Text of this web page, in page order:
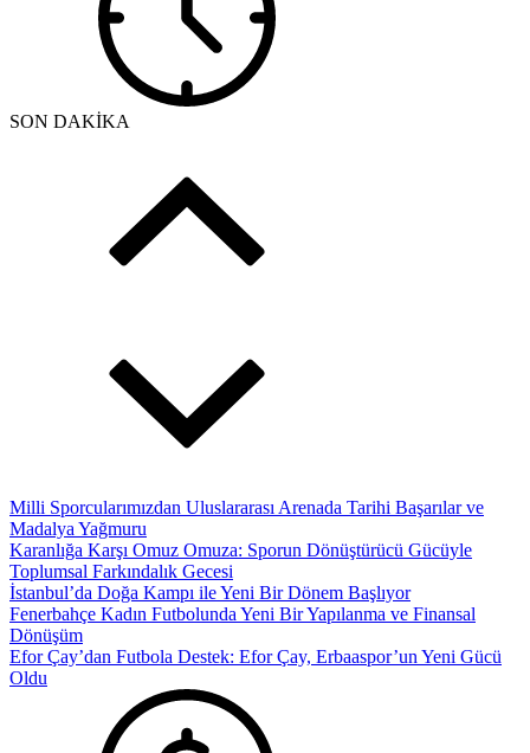
SON DAKİKA
Milli Sporcularımızdan Uluslararası Arenada Tarihi Başarılar ve
Madalya Yağmuru
Karanlığa Karşı Omuz Omuza: Sporun Dönüştürücü Gücüyle
Toplumsal Farkındalık Gecesi
İstanbul’da Doğa Kampı ile Yeni Bir Dönem Başlıyor
Fenerbahçe Kadın Futbolunda Yeni Bir Yapılanma ve Finansal
Dönüşüm
Efor Çay’dan Futbola Destek: Efor Çay, Erbaaspor’un Yeni Gücü
Oldu